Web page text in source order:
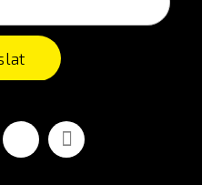
Vimeo Instagram